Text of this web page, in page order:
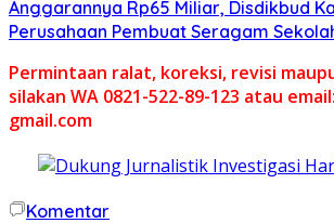
Anggarannya Rp65 Miliar, Disdikbud
Perusahaan Pembuat Seragam
Permintaan ralat, koreksi, revisi
silakan WA 0821-522-89-123 atau
gmail.com
Komentar